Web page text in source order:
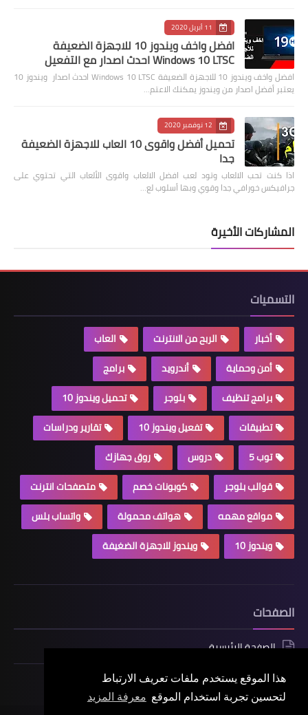
هذا الموقع يستخدم ملفات تعريف الارتباط
لتحسين تجربة استخدام الموقع معرفة المزيد
11 أبريل 2020
افضل واخف ويندوز 10 للاجهزة الضعيفة
Windows 10 LTSC احدث اصدار مع التفعيل
افضل واخف ويندوز 10 للاجهزة الضعيفة Windows 10 LTSC احدث اصدار ويندوز 10
يعتبر أفضل اصدار من ويندوز يمكنك الاعتم…
12 نوفمبر 2020
تحميل أفضل واقوى 10 العاب للاجهزة الضعيفة
جدا
اذا كنت تحب الالعاب وتود لعب افضل الالعاب واقوى الألعاب التي تحتوي على
جرافيكس خورافي جدا وقوي وبها أسلوب لع…
المشاركات الأخيرة
التسميات
أخبار الربح من الانترنت
العاب
أمن وحماية
أندرويد
برامج
برامج تنظيف
بلوجر
تحميل ويندوز 10
تطبيقات
تفعيل ويندوز 10
تقارير ودراسات
توب 5
دروس
روق جهازك
قوالب بلوجر
كوبونات خصم
متصفحات انترنت
مواقع مهمه
هواتف محمولة
واتساب بلس
ويندوز 10
ويندوز للاجهزة الضغيفة
الصفحات
الصفحة الرئيسية